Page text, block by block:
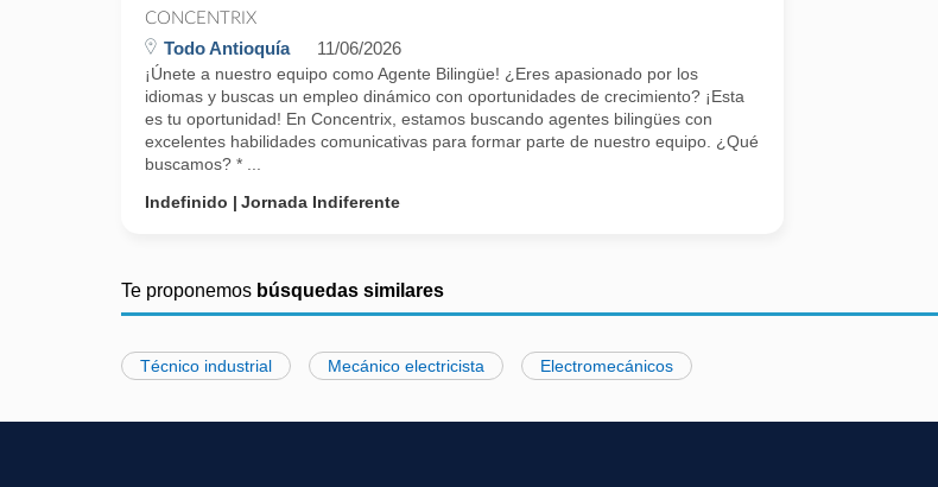
CONCENTRIX
Todo Antioquía 11/06/2026
¡Únete a nuestro equipo como Agente Bilingüe! ¿Eres apasionado por los
idiomas y buscas un empleo dinámico con oportunidades de crecimiento? ¡Esta
es tu oportunidad! En Concentrix, estamos buscando agentes bilingües con
excelentes habilidades comunicativas para formar parte de nuestro equipo. ¿Qué
buscamos? * ...
Indefinido
Jornada Indiferente
Te proponemos búsquedas similares
Técnico industrial Mecánico electricista Electromecánicos